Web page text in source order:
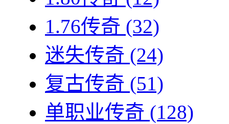
1.76传奇 (32)
迷失传奇 (24)
复古传奇 (51)
单职业传奇 (128)